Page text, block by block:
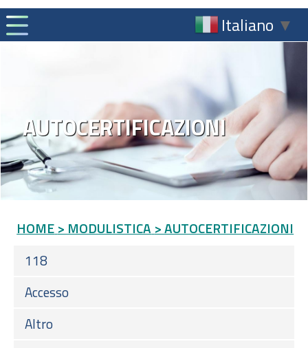
Italiano ▼
AUTOCERTIFICAZIONI
HOME > MODULISTICA > AUTOCERTIFICAZIONI
118
Accesso
Altro